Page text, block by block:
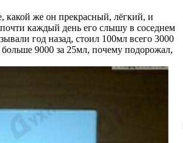
какой же он прекрасный, лёгкий, и
каждый день его слышу в соседнем
год назад, стоил 100мл всего 3000
больше 9000 за 25мл, почему подорожал,